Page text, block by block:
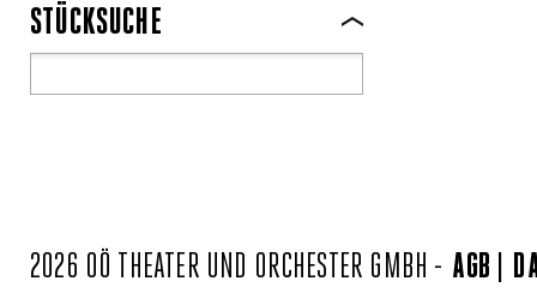
STÜCKSUCHE
2026 OÖ THEATER UND ORCHESTER GMBH - AGB